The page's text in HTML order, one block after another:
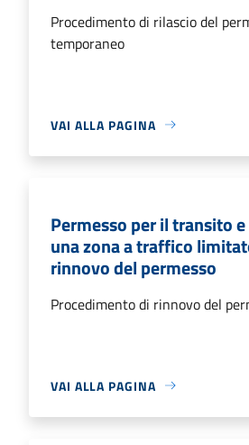
Procedimento di rilascio del
temporaneo
VAI ALLA PAGINA
Permesso per il transito
una zona a traffico
rinnovo del permesso
Procedimento di rinnovo del
VAI ALLA PAGINA